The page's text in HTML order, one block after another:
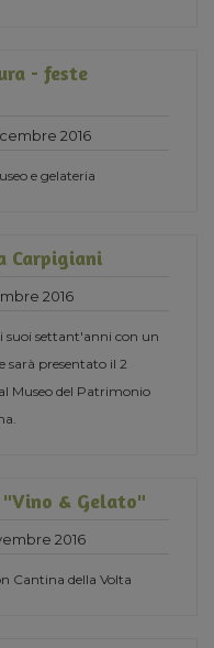
- feste
2016
e gelateria
Carpigiani
2016
suoi settant'anni con un
sarà presentato il 2
Museo del Patrimonio
& Gelato"
2016
Cantina della Volta